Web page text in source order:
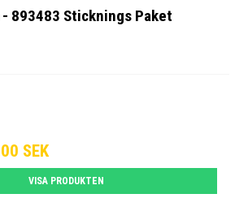
893483 Sticknings Paket
SEK
VISA PRODUKTEN